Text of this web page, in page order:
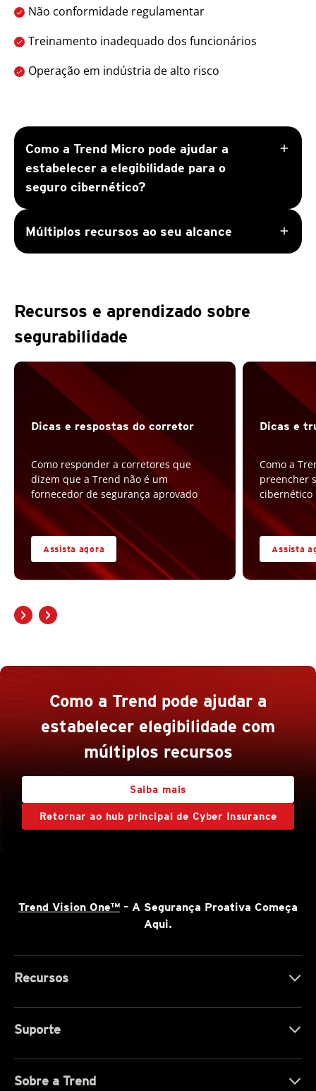
Não conformidade regulamentar
Treinamento inadequado dos funcionários
Operação em indústria de alto risco
Como a Trend Micro pode ajudar a
estabelecer a elegibilidade para o
seguro cibernético?
add
Múltiplos recursos ao seu alcance add
Recursos e aprendizado sobre
segurabilidade
Dicas e respostas do corretor
Como responder a corretores que
dizem que a Trend não é um
fornecedor de segurança aprovado
Assista agora
Dicas e
Como a
preencher
cibernético
Assista
Como a Trend pode ajudar a
estabelecer elegibilidade com
múltiplos recursos
Saiba mais
Retornar ao hub principal de Cyber Insurance
Trend Vision One™ – A Segurança Proativa Começa
Aqui.
Recursos
Suporte
Sobre a Trend